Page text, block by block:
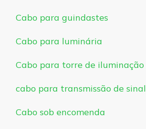
Cabo para guindastes
Cabo para luminária
Cabo para torre de iluminação
cabo para transmissão de sinal
Cabo sob encomenda